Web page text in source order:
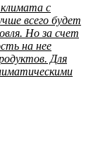
климата с
всего будет
Но за счет
на нее
Для